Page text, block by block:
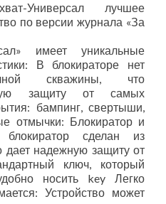
Универсал лучшее
по версии журнала «За
имеет уникальные
В блокираторе нет
скважины, что
защиту от самых
бампинг, свертыши,
отмычки: Блокиратор и
сделан из
надежную защиту от
ключ, который
носить key Легко
Устройство может